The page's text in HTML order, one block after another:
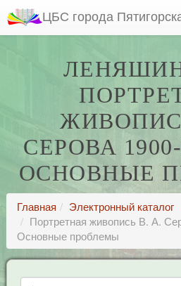
ЦБС города
СЕРОВА
ОСНОВНЫЕ
Главная
Электронный каталог
Портретная живопись В. А.
Основные проблемы